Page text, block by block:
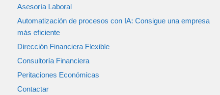
Asesoría Laboral
Automatización de procesos con IA: Consigue una empresa
más eficiente
Dirección Financiera Flexible
Consultoría Financiera
Peritaciones Económicas
Contactar